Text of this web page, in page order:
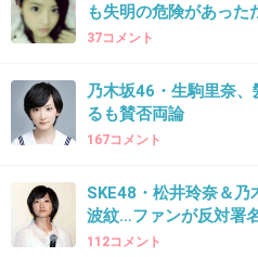
34. 匿名 2014/10/08(水) 21:42:57
松村さゆりも悪い結果
アイドルに手を出したこ
も失明の危険があった
37コメント
乃木坂46・生駒里奈
るも賛否両論
167コメント
SKE48・松井玲奈＆
波紋…ファンが反対署
112コメント